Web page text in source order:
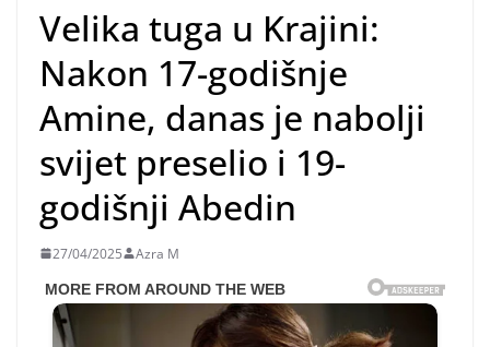
Velika tuga u Krajini:
Nakon 17-godišnje
Amine, danas je nabolji
svijet preselio i 19-
godišnji Abedin
27/04/2025 Azra M